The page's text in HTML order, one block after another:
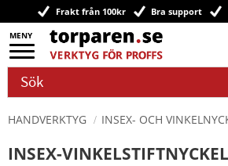
Meny
Frakt från 100kr Bra support
HANDVERKTYG INSEX- OCH
INSEX-